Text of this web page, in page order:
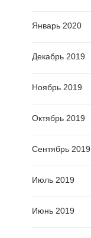
Январь 2020
Декабрь 2019
Ноябрь 2019
Октябрь 2019
Сентябрь 2019
Июль 2019
Июнь 2019